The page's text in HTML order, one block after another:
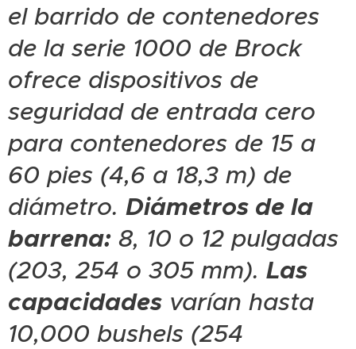
el barrido de contenedores
de la serie 1000 de Brock
ofrece dispositivos de
seguridad de entrada cero
para contenedores de 15 a
60 pies (4,6 a 18,3 m) de
diámetro. Diámetros de la
barrena: 8, 10 o 12 pulgadas
(203, 254 o 305 mm). Las
capacidades varían hasta
10,000 bushels (254